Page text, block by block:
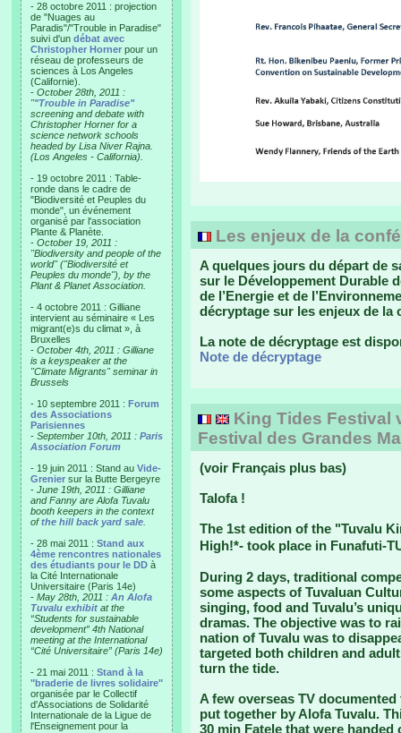
- 28 octobre 2011 : projection
de "Nuages au
Paradis"/"Trouble in Paradise"
suivi d'un débat avec
Christopher Horner pour un
réseau de professeurs de
sciences à Los Angeles
(Californie).
- October 28th, 2011 :
""Trouble in Paradise"
screening and debate with
Christopher Horner for a
science network schools
headed by Lisa Niver Rajna.
(Los Angeles - California).
- 19 octobre 2011 : Table-
ronde dans le cadre de
"Biodiversité et Peuples du
monde", un événement
organisé par l'association
Plante & Planète.
- October 19, 2011 :
"Biodiversity and people of the
world" ("Biodiversité et
Peuples du monde"), by the
Plant & Planet Association.
- 4 octobre 2011 : Gilliane
intervient au séminaire « Les
migrant(e)s du climat », à
Bruxelles
- October 4th, 2011 : Gilliane
is a keyspeaker at the
"Climate Migrants" seminar in
Brussels
- 10 septembre 2011 : Forum
des Associations
Parisiennes
- September 10th, 2011 : Paris
Association Forum
- 19 juin 2011 : Stand au Vide-
Grenier sur la Butte Bergeyre
- June 19th, 2011 : Gilliane
and Fanny are Alofa Tuvalu
booth keepers in the context
ofthe hill back yard sale
- 28 mai 2011 : Stand aux
4ème rencontres nationales
des étudiants pour le DD à
la Cité Internationale
Universitaire (Paris 14e)
- May 28th, 2011 : An Alofa
Tuvalu exhibit at the
“Students for sustainable
development” 4th National
meeting at the International
“Cité Universitaire” (Paris 14e)
- 21 mai 2011 : Stand à la
"braderie de livres solidaire"
organisée par le Collectif
d'Associations de Solidarité
Internationale de la Ligue de
l'Enseignement pour la
Les enjeux de la
A quelques jours du départ de
sur le Développement Durable
de l’Energie et de
décryptage sur les enjeux de la
La note de décryptage est
Note de décryptage
King Tides Festival
Festival des Grandes
(voir Français plus bas)
Talofa !
The 1st edition of the "Tuvalu
High!*- took place in Funafuti-
During 2 days, traditional
some aspects of Tuvaluan
singing, food and Tuvalu’s
dramas. The objective was to
nation of Tuvalu was to
targeted both children and
turn the tide.
A few overseas TV
put together by Alofa Tuvalu.
30 min Fatele that were